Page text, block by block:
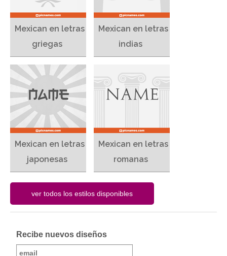
Mexican en letras
griegas
Mexican en letras
indias
Mexican en letras
japonesas
Mexican en letras
romanas
Recibe nuevos diseños